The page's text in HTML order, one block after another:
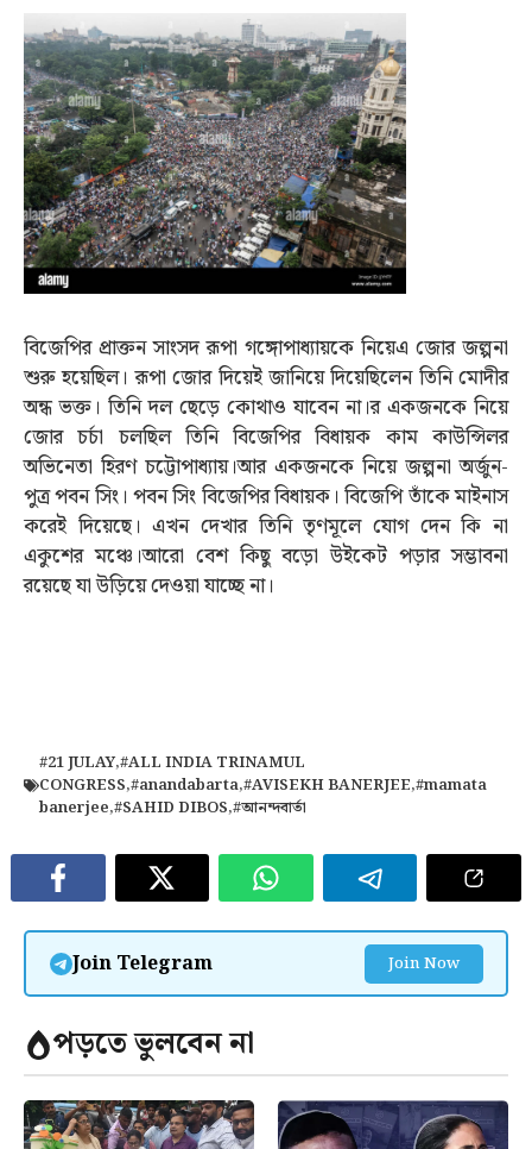
বিজেপির প্রাক্তন সাংসদ রূপা গঙ্গোপাধ্যায়কে নিয়েএ জোর জল্পনা
শুরু হয়েছিল। রূপা জোর দিয়েই জানিয়ে দিয়েছিলেন তিনি মোদীর
অন্ধ ভক্ত। তিনি দল ছেড়ে কোথাও যাবেন না।র একজনকে নিয়ে
জোর চর্চা চলছিল তিনি বিজেপির বিধায়ক কাম কাউন্সিলর
অভিনেতা হিরণ চট্টোপাধ্যায়।আর একজনকে নিয়ে জল্পনা অর্জুন-
পুত্র পবন সিং। পবন সিং বিজেপির বিধায়ক। বিজেপি তাঁকে মাইনাস
করেই দিয়েছে। এখন দেখার তিনি তৃণমূলে যোগ দেন কি না
একুশের মঞ্চে।আরো বেশ কিছু বড়ো উইকেট পড়ার সম্ভাবনা
রয়েছে যা উড়িয়ে দেওয়া যাচ্ছে না।
#21 JULAY,#ALL INDIA TRINAMUL
CONGRESS,#anandabarta,#AVISEKH BANERJEE,#mamata
banerjee,#SAHID DIBOS,#আনন্দবার্তা
Join Telegram Join Now
পড়তে ভুলবেন না